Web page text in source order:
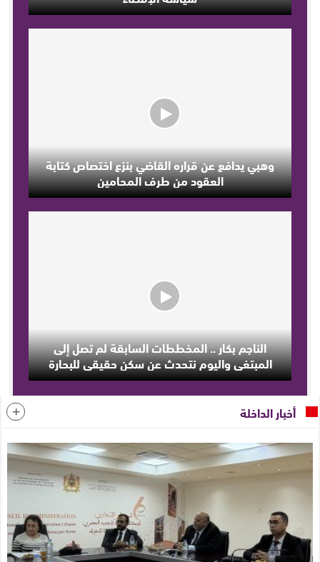
وهبي يدافع عن قراره القاضي بنزع اختصاص كتابة
العقود من طرف المحامين
الناجم بكار .. المخططات السابقة لم تصل إلى
المبتغى واليوم نتحدث عن سكن حقيقي للبحارة
أخبار الداخلة